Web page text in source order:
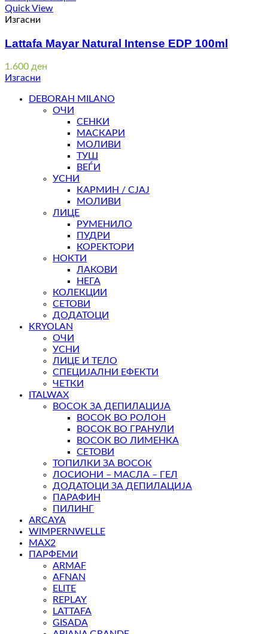
Quick View
Изгасни
Lattafa Mayar Natural Intense EDP 100ml
1.600 ден
Изгасни
DEBORAH MILANO
ОЧИ
СЕНКИ
МАСКАРИ
МОЛИВИ
ТУШ
ВЕЃИ
УСНИ
КАРМИН / СЈАЈ
МОЛИВИ
ЛИЦЕ
РУМЕНИЛО
ПУДРИ
КОРЕКТОРИ
НОКТИ
ЛАКОВИ
НЕГА
КОЛЕКЦИИ
СЕТОВИ
ДОДАТОЦИ
KRYOLAN
ОЧИ
УСНИ
ЛИЦЕ И ТЕЛО
СПЕЦИЈАЛНИ ЕФЕКТИ
ЧЕТКИ
ITALWAX
ВОСОК ЗА ДЕПИЛАЦИЈА
ВОСОК ВО РОЛОН
ВОСОК ВО ГРАНУЛИ
ВОСОК ВО ЛИМЕНКА
СЕТОВИ
ТОПИЛКИ ЗА ВОСОК
ЛОСИОНИ – МАСЛА – ГЕЛ
ДОДАТОЦИ ЗА ДЕПИЛАЦИЈА
ПАРАФИН
ПИЛИНГ
ARCAYA
WIMPERNWELLE
MAX2
ПАРФЕМИ
ARMAF
AFNAN
ELITE
REPLAY
LATTAFA
GISADA